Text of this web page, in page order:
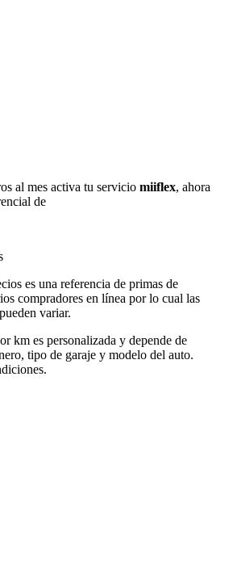
al mes activa tu servicio miiflex, ahora
de
es una referencia de primas de
compradores en línea por lo cual las
variar.
km es personalizada y depende de
tipo de garaje y modelo del auto.